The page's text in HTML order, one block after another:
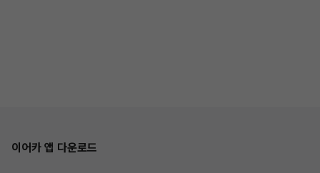
이어카 앱 다운로드